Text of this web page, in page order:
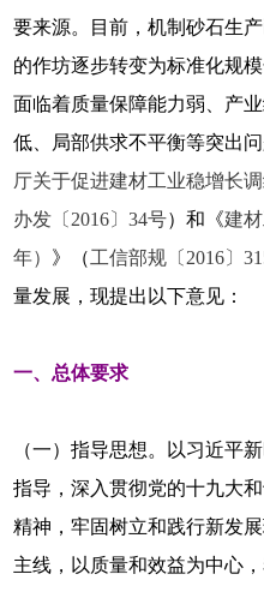
要来源。目前，机制砂石生
的作坊逐步转变为标准化规
面临着质量保障能力弱、产
低、局部供求不平衡等突出
厅关于促进建材工业稳增长
办发〔2016〕34号）和《建
年） 》（工信部规〔2016〕
量发展，现提出以下意见：
一、总体要求
（一）指导思想。以习近平
指导，深入贯彻党的十九大
精神，牢固树立和践行新发
主线，以质量和效益为中心